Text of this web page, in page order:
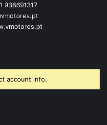
938691317
account info.